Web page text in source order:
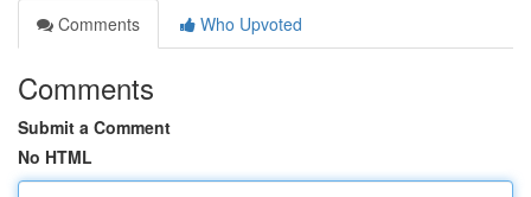
Comments
Who Upvoted
Comments
Submit a Comment
No HTML